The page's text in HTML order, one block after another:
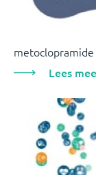
metoclopramide
Lees